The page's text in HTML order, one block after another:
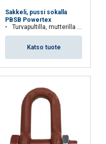
Sakkeli, pussi sokalla
PBSB Powertex
Turvapultilla, mutterilla ja sokalla
Katso tuote